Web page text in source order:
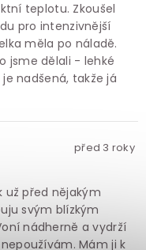
teplotu. Zkoušel
pro intenzivnější
měla po náladě.
jsme dělali - lehké
nadšená, takže já
před 3 roky
už před nějakým
svým blízkým
nádherně a vydrží
Mám ji k